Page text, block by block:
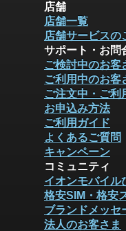
店舗
店舗一覧
店舗サービスの
サポート・お問
ご検討中のお客
ご利用中のお客
ご注文中・ご利
お申込み方法
ご利用ガイド
よくあるご質問
キャンペーン
コミュニティ
イオンモバイル
格安SIM・格安
ブランドメッセ
法人のお客さま